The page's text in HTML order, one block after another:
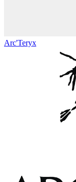
Arc'Teryx